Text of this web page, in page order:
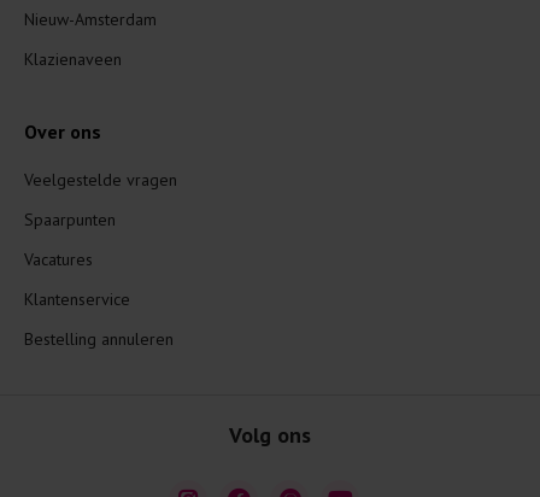
Nieuw-Amsterdam
Klazienaveen
Over ons
Veelgestelde vragen
Spaarpunten
Vacatures
Klantenservice
Bestelling annuleren
Volg ons